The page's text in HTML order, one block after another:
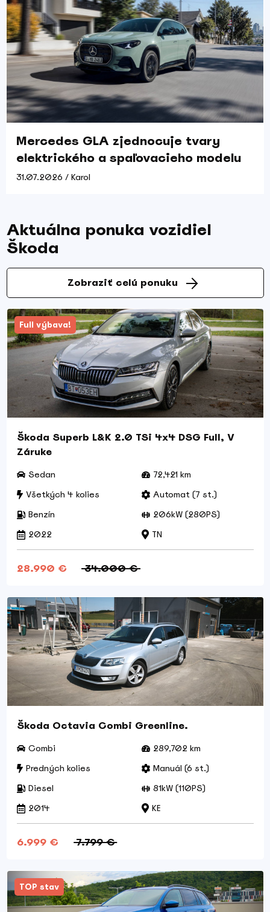
Mercedes GLA zjednocuje tvary
elektrického a spaľovacieho modelu
31.07.2026 / Karol
Aktuálna ponuka vozidiel
Škoda
Zobraziť celú ponuku
Full výbava!
Škoda Superb L&K 2.0 TSi 4x4 DSG Full, V
Záruke
Sedan
72,421 km
Všetkých 4 kolies
Automat (7 st.)
Benzín
206kW (280PS)
2022
TN
28.990 € 34.000 €
Škoda Octavia Combi Greenline.
Combi
289,702 km
Predných kolies
Manuál (6 st.)
Diesel
81kW (110PS)
2014
KE
6.999 € 7.799 €
TOP stav